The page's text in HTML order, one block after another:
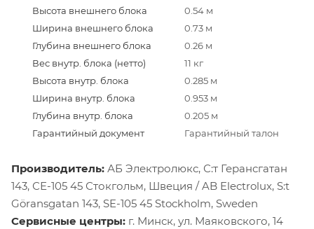
Высота внешнего блока
0.54 м
Ширина внешнего блока
0.73 м
Глубина внешнего блока
0.26 м
Вес внутр. блока (нетто)
11 кг
Высота внутр. блока
0.285 м
Ширина внутр. блока
0.953 м
Глубина внутр. блока
0.205 м
Гарантийный документ
Гарантийный талон
Производитель: АБ Электролюкс, С:т Герансгатан
143, СЕ-105 45 Стокгольм, Швеция / AB Electrolux, S:t
Göransgatan 143, SE-105 45 Stockholm, Sweden
Сервисные центры: г. Минск, ул. Маяковского, 14